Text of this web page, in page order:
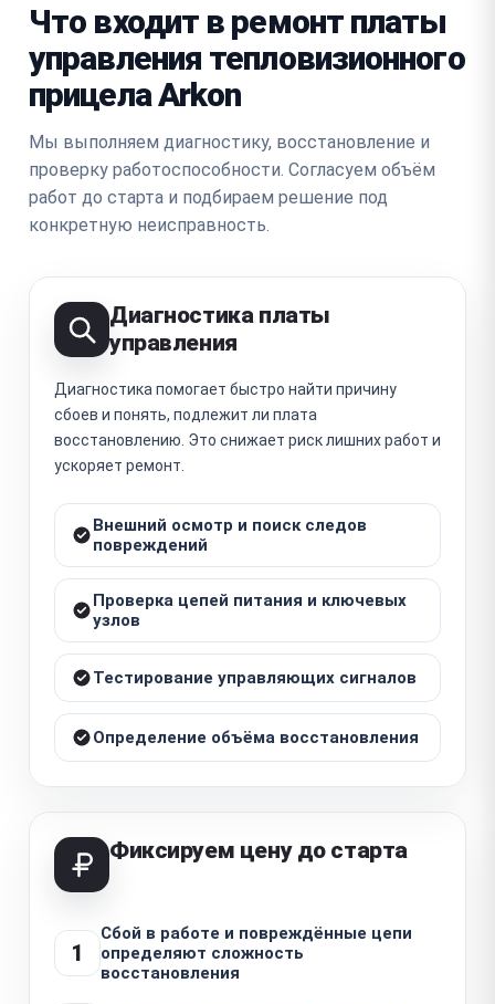
Что входит в ремонт платы
управления тепловизионного
прицела Arkon
Мы выполняем диагностику, восстановление и
проверку работоспособности. Согласуем объём
работ до старта и подбираем решение под
конкретную неисправность.
Диагностика платы
управления
Диагностика помогает быстро найти причину
сбоев и понять, подлежит ли плата
восстановлению. Это снижает риск лишних работ и
ускоряет ремонт.
Внешний осмотр и поиск следов
повреждений
Проверка цепей питания и ключевых
узлов
Тестирование управляющих сигналов
Определение объёма восстановления
Фиксируем цену до старта
1
Сбой в работе и повреждённые цепи
определяют сложность
восстановления